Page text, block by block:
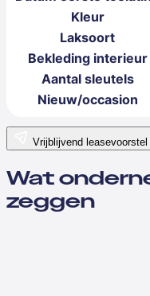
Kleur
Laksoort
Bekleding interieur
Aantal sleutels
Nieuw/occasion
Vrijblijvend leasevoorstel
Wat
zeggen